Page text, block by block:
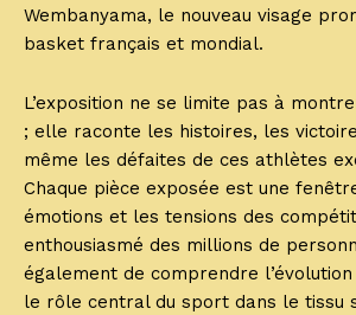
Wembanyama, le nouveau visage
basket français et mondial.
L’exposition ne se limite pas à
; elle raconte les histoires, les
même les défaites de ces athlètes
Chaque pièce exposée est une
émotions et les tensions des
enthousiasmé des millions de
également de comprendre
le rôle central du sport dans le tissu